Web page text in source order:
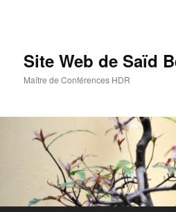
Site Web de Saïd
Maître de Conférences HDR